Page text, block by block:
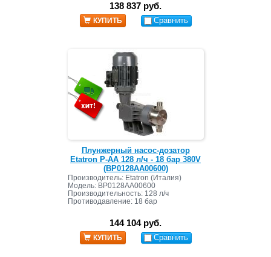
138 837 руб.
КУПИТЬ Сравнить
Плунжерный насос-дозатор
Etatron P-AA 128 л/ч - 18 бар 380V
(BP0128AA00600)
Производитель: Etatron (Италия)
Модель: BP0128AA00600
Производительность: 128 л/ч
Противодавление: 18 бар
144 104 руб.
КУПИТЬ Сравнить